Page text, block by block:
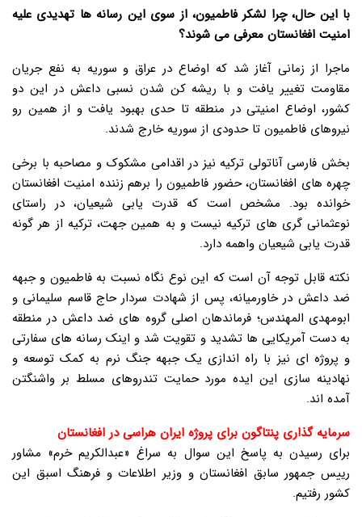
با این حال، چرا لشکر فاطمیون، از سوی این رسانه ها تهدیدی علیه
امنیت افغانستان معرفی می شوند؟
ماجرا از زمانی آغاز شد که اوضاع در عراق و سوریه به نفع جریان
مقاومت تغییر یافت و با ریشه کن شدن نسبی داعش در این دو
کشور، اوضاع امنیتی در منطقه تا حدی بهبود یافت و از همین رو
نیروهای فاطمیون تا حدودی از سوریه خارج شدند.
بخش فارسی آناتولی ترکیه نیز در اقدامی مشکوک و مصاحبه با برخی
چهره های افغانستان، حضور فاطمیون را برهم زننده امنیت افغانستان
خوانده بود. مشخص است که قدرت یابی شیعیان، در راستای
نوعثمانی گری های ترکیه نیست و به همین جهت، ترکیه از هر گونه
قدرت یابی شیعیان واهمه دارد.
نکته قابل توجه آن است که این نوع نگاه نسبت به فاطمیون و جبهه
ضد داعش در خاورمیانه، پس از شهادت سردار حاج قاسم سلیمانی و
ابومهدی المهندس؛ فرماندهان اصلی گروه های ضد داعش در منطقه
به دست آمریکایی ها تشدید و تقویت شد و اینک رسانه های سفارتی
و پروژه ای نیز با راه اندازی یک جبهه جنگ نرم به کمک توسعه و
نهادینه سازی این ایده مورد حمایت تندروهای مسلط بر واشنگتن
آمده اند.
سرمایه گذاری پنتاگون برای پروژه ایران هراسی در افغانستان
برای رسیدن به پاسخ این سوال به سراغ «عبدالکریم خرم» مشاور
رییس جمهور سابق افغانستان و وزیر اطلاعات و فرهنگ اسبق این
کشور رفتیم.